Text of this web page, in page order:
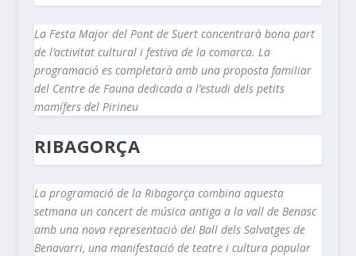
La Festa Major del Pont de Suert concentrarà bona part
de l’activitat cultural i festiva de la comarca. La
programació es completarà amb una proposta familiar
del Centre de Fauna dedicada a l’estudi dels petits
mamífers del Pirineu
RIBAGORÇA
La programació de la Ribagorça combina aquesta
setmana un concert de música antiga a la vall de Benasc
amb una nova representació del Ball dels Salvatges de
Benavarri, una manifestació de teatre i cultura popular